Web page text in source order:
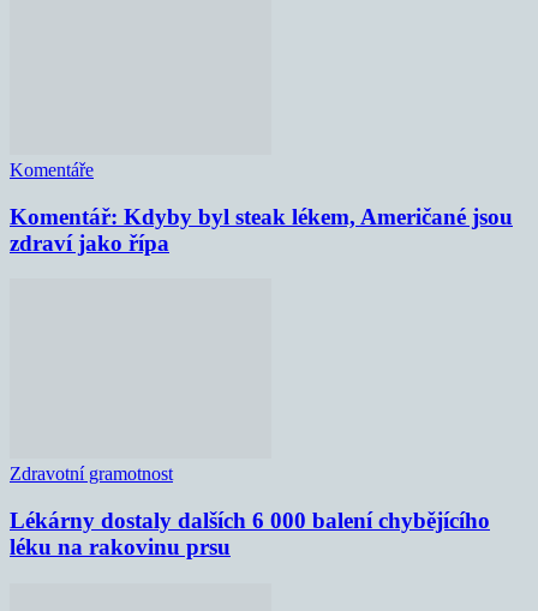
Komentáře
Komentář: Kdyby byl steak lékem, Američané jsou
zdraví jako řípa
Zdravotní gramotnost
Lékárny dostaly dalších 6 000 balení chybějícího
léku na rakovinu prsu